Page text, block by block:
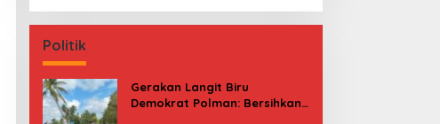
Politik
Gerakan Langit Biru
Demokrat Polman: Bersihkan